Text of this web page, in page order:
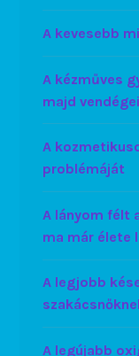
A kevesebb
A kézműves
majd
A
problémáját
A lányom félt
ma már élete
A legjobb
A legújabb